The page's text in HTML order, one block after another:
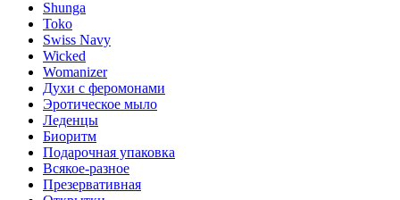
Shunga
Toko
Swiss Navy
Wicked
Womanizer
Духи с феромонами
Эротическое мыло
Леденцы
Биоритм
Подарочная упаковка
Всякое-разное
Презервативная